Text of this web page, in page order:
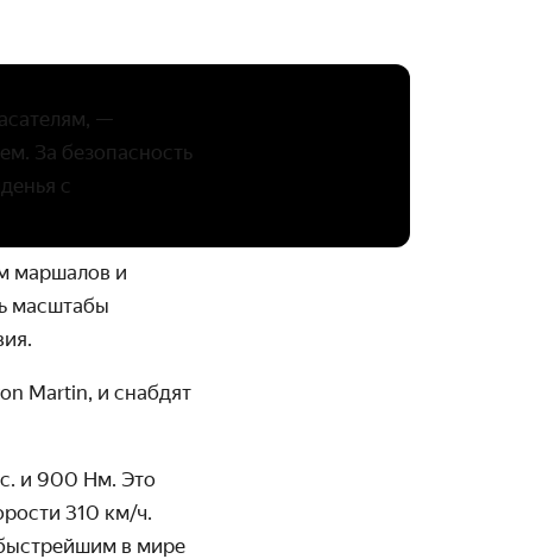
—
За безопасность
с
маршалов и
масштабы
Martin, и снабдят
и 900 Нм. Это
310 км/ч.
в мире